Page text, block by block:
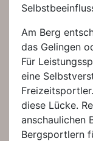
Am Berg
das Gelingen
Für
eine
diese Lücke.
anschaulichen
Bergsportlern